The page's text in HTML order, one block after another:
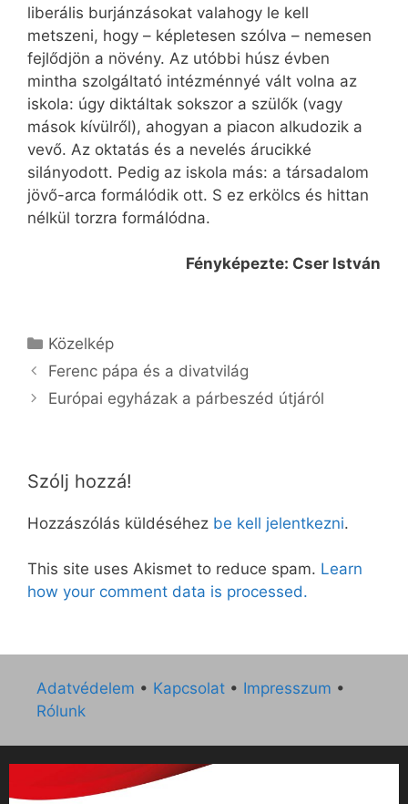
liberális burjánzásokat valahogy le kell
metszeni, hogy – képletesen szólva – nemesen
fejlődjön a növény. Az utóbbi húsz évben
mintha szolgáltató intézménnyé vált volna az
iskola: úgy diktáltak sokszor a szülők (vagy
mások kívülről), ahogyan a piacon alkudozik a
vevő. Az oktatás és a nevelés árucikké
silányodott. Pedig az iskola más: a társadalom
jövő-arca formálódik ott. S ez erkölcs és hittan
nélkül torzra formálódna.
Fényképezte: Cser István
Kategória
Közelkép
Ferenc pápa és a divatvilág
Európai egyházak a párbeszéd útjáról
Szólj hozzá!
Hozzászólás küldéséhez be kell jelentkezni.
This site uses Akismet to reduce spam. Learn
how your comment data is processed.
Adatvédelem • Kapcsolat • Impresszum •
Rólunk